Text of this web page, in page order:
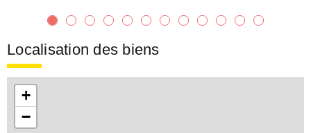
Localisation des biens
+
−